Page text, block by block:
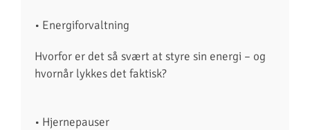
• Energiforvaltning
Hvorfor er det så svært at styre sin energi – og
hvornår lykkes det faktisk?
• Hjernepauser